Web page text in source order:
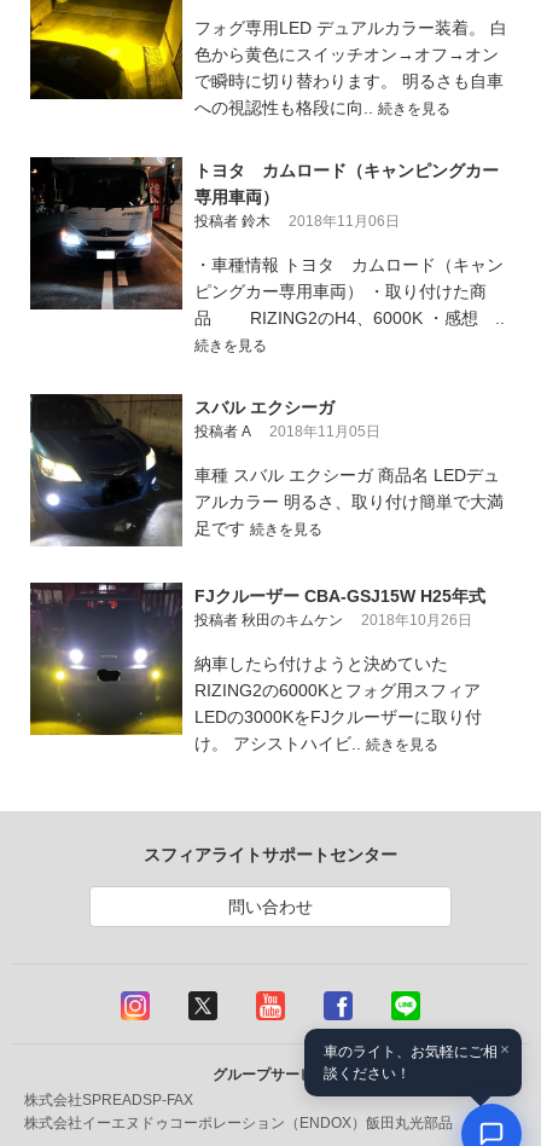
フォグ専用LED デュアルカラー装着。 白
色から黄色にスイッチオン→オフ→オン
で瞬時に切り替わります。 明るさも自車
への視認性も格段に向.. 続きを見る
トヨタ カムロード（キャンピングカー
専用車両）
投稿者 鈴木 2018年11月06日
・車種情報 トヨタ カムロード（キャン
ピングカー専用車両） ・取り付けた商
品 RIZING2のH4、6000K ・感想 ..
続きを見る
スバル エクシーガ
投稿者 A 2018年11月05日
車種 スバル エクシーガ 商品名 LEDデュ
アルカラー 明るさ、取り付け簡単で大満
足です 続きを見る
FJクルーザー CBA-GSJ15W H25年式
投稿者 秋田のキムケン 2018年10月26日
納車したら付けようと決めていた
RIZING2の6000Kとフォグ用スフィア
LEDの3000KをFJクルーザーに取り付
け。 アシストハイビ.. 続きを見る
スフィアライトサポートセンター
問い合わせ
グループサービス
株式会社SPREADSP-FAX
株式会社イーエヌドゥコーポレーション（ENDOX） 飯田丸光部品
×
車のライト、お気軽にご相
談ください！